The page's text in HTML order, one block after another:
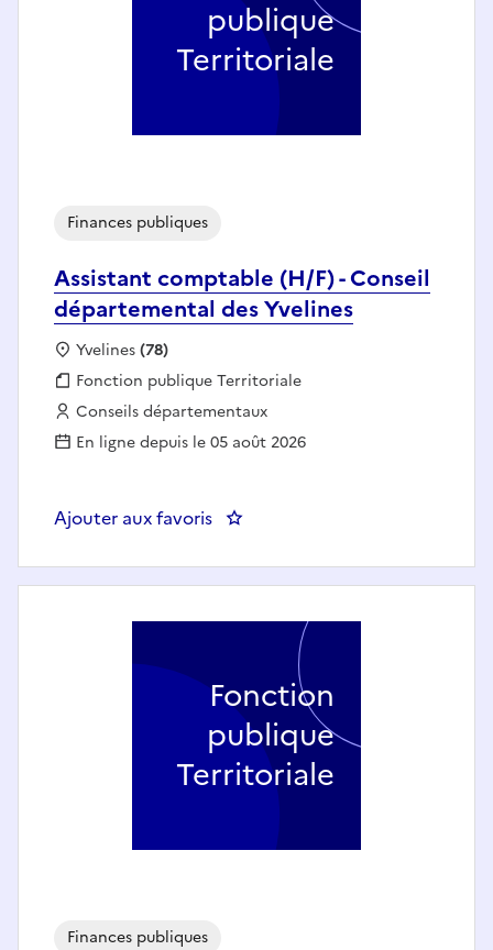
Assistant comptable (H/F) - Conseil
départemental des Yvelines
Finances publiques
Localisation :
Yvelines(78)
Fonction publique :
Fonction publique Territoriale
Employeur :
Conseils départementaux
En ligne depuis le 05 août 2026
Ajouter aux favoris : Assistant comptable (H/F) -
publique
Territoriale
Finances publiques
Fonction
publique
Territoriale